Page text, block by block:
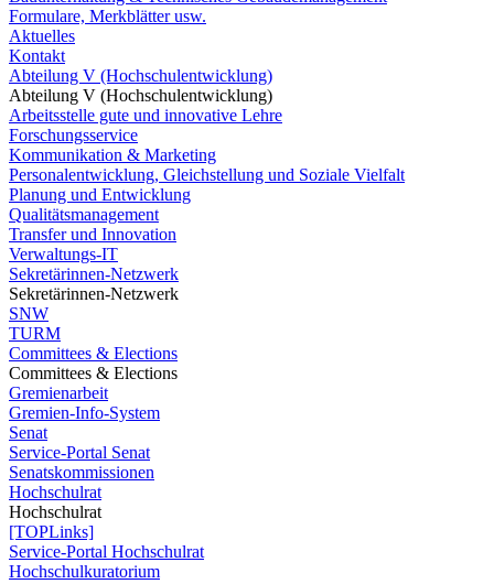
Formulare, Merkblätter usw.
Aktuelles
Kontakt
Abteilung V (Hochschulentwicklung)
Abteilung V (Hochschulentwicklung)
Arbeitsstelle gute und innovative Lehre
Forschungsservice
Kommunikation & Marketing
Personalentwicklung, Gleichstellung und Soziale Vielfalt
Planung und Entwicklung
Qualitätsmanagement
Transfer und Innovation
Verwaltungs-IT
Sekretärinnen-Netzwerk
Sekretärinnen-Netzwerk
SNW
TURM
Committees & Elections
Committees & Elections
Gremienarbeit
Gremien-Info-System
Senat
Service-Portal Senat
Senatskommissionen
Hochschulrat
Hochschulrat
[TOPLinks]
Service-Portal Hochschulrat
Hochschulkuratorium